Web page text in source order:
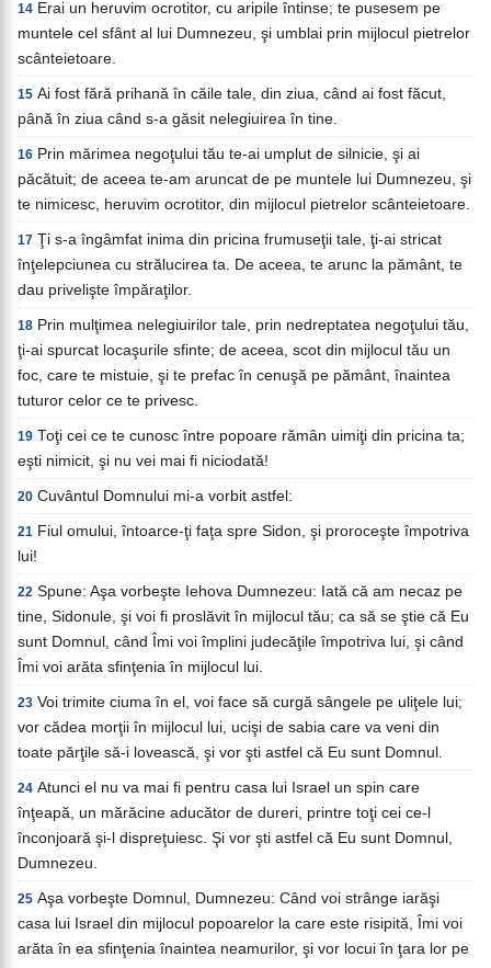
14 Erai un heruvim ocrotitor, cu aripile întinse; te pusesem pe
muntele cel sfânt al lui Dumnezeu, şi umblai prin mijlocul pietrelor
scânteietoare.
15 Ai fost fără prihană în căile tale, din ziua, când ai fost făcut,
până în ziua când s-a găsit nelegiuirea în tine.
16 Prin mărimea negoţului tău te-ai umplut de silnicie, şi ai
păcătuit; de aceea te-am aruncat de pe muntele lui Dumnezeu, şi
te nimicesc, heruvim ocrotitor, din mijlocul pietrelor scânteietoare.
17 Ţi s-a îngâmfat inima din pricina frumuseţii tale, ţi-ai stricat
înţelepciunea cu strălucirea ta. De aceea, te arunc la pământ, te
dau privelişte împăraţilor.
18 Prin mulţimea nelegiuirilor tale, prin nedreptatea negoţului tău,
ţi-ai spurcat locaşurile sfinte; de aceea, scot din mijlocul tău un
foc, care te mistuie, şi te prefac în cenuşă pe pământ, înaintea
tuturor celor ce te privesc.
19 Toţi cei ce te cunosc între popoare rămân uimiţi din pricina ta;
eşti nimicit, şi nu vei mai fi niciodată!
20 Cuvântul Domnului mi-a vorbit astfel:
21 Fiul omului, întoarce-ţi faţa spre Sidon, şi proroceşte împotriva
lui!
22 Spune: Aşa vorbeşte Iehova Dumnezeu: Iată că am necaz pe
tine, Sidonule, şi voi fi proslăvit în mijlocul tău; ca să se ştie că Eu
sunt Domnul, când Îmi voi împlini judecăţile împotriva lui, şi când
Îmi voi arăta sfinţenia în mijlocul lui.
23 Voi trimite ciuma în el, voi face să curgă sângele pe uliţele lui;
vor cădea morţii în mijlocul lui, ucişi de sabia care va veni din
toate părţile să-i lovească, şi vor şti astfel că Eu sunt Domnul.
24 Atunci el nu va mai fi pentru casa lui Israel un spin care
înţeapă, un mărăcine aducător de dureri, printre toţi cei ce-l
înconjoară şi-l dispreţuiesc. Şi vor şti astfel că Eu sunt Domnul,
Dumnezeu.
25 Aşa vorbeşte Domnul, Dumnezeu: Când voi strânge iarăşi
casa lui Israel din mijlocul popoarelor la care este risipită, Îmi voi
arăta în ea sfinţenia înaintea neamurilor, şi vor locui în ţara lor pe